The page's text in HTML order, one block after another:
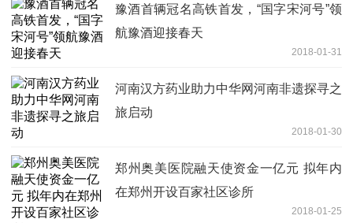
豫酒首辆冠名高铁首发，“国字宋河号”领
航豫酒迎接春天
2018-01-31
河南汉方药业助力中华网河南非遗探寻之
旅启动
2018-01-30
郑州奥美医院融天使资金一亿元 拟年内
在郑州开设百家社区诊所
2018-01-25